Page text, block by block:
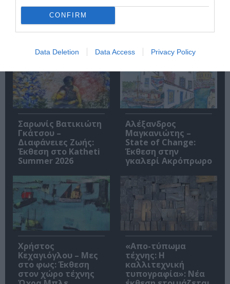
CONFIRM
Data Deletion Data Access Privacy Policy
Σαρωνίς Βατικιώτη
Γκάτσου –
Διαφάνειες Ζωής:
Έκθεση στο Katheti
Summer 2026
Αλέξανδρος
Μαγκανιώτης –
State of Change:
Έκθεση στην
γκαλερί Ακρόπρωρο
Χρήστος
Κεχαγιόγλου – Μες
στο φως: Έκθεση
στον χώρο τέχνης
«Απο-τύπωμα
τέχνης: H
καλλιτεχνική
τυπογραφία»: Νέα